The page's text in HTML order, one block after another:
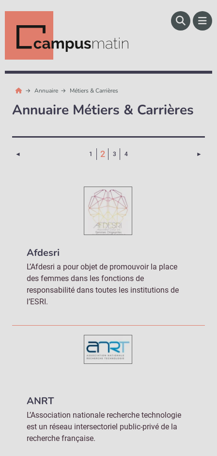
Annuaire Métiers & Carrières
Annuaire Métiers & Carrières
◄ 1 2 (Page courante)
3 4 ►
Afdesri
L’Afdesri a pour objet de promouvoir la place
des femmes dans les fonctions de
responsabilité dans toutes les institutions de
l’ESRI.
ANRT
L’Association nationale recherche technologie
est un réseau intersectoriel public-privé de la
recherche française.